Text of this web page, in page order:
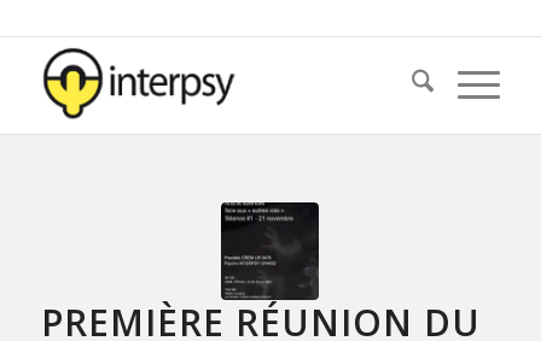
PREMIÈRE RÉUNION DU